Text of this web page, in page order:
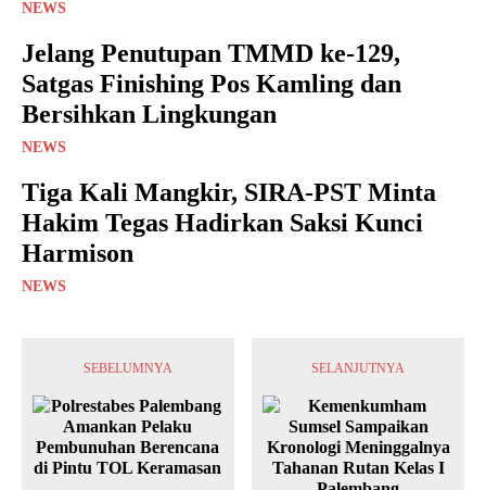
NEWS
Jelang Penutupan TMMD ke-129,
Satgas Finishing Pos Kamling dan
Bersihkan Lingkungan
NEWS
Tiga Kali Mangkir, SIRA-PST Minta
Hakim Tegas Hadirkan Saksi Kunci
Harmison
NEWS
SEBELUMNYA SELANJUTNYA